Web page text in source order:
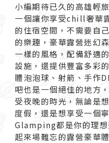
小編期待已久的高雄輕旅
一個讓你享受chill奢華
的住宿空間，不需要自
的樂趣，豪華露營迷幻
一樣的風格，配備舒適
設施，還提供豐富多彩
體泡泡球、射箭、手作
吧也是一個絕佳的地方
受夜晚的時光，無論是
度假，還是想享受一個
Glamping都是你的理
起來場難忘的露營豪華